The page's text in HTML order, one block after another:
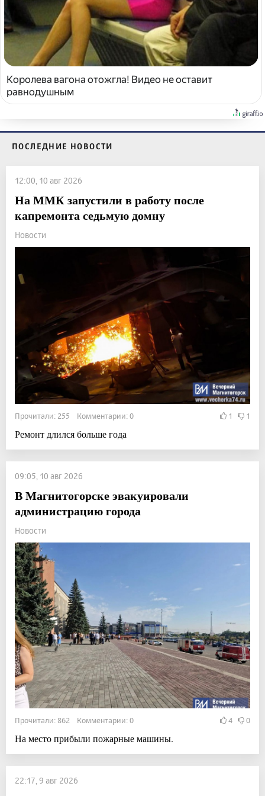
Королева вагона отожгла! Видео не оставит
равнодушным
ПОСЛЕДНИЕ НОВОСТИ
12:00, 10 авг 2026
На ММК запустили в работу после
капремонта седьмую домну
Новости
Прочитали: 255 Комментарии: 0 1 1
Ремонт длился больше года
09:05, 10 авг 2026
В Магнитогорске эвакуировали
администрацию города
Новости
Прочитали: 862 Комментарии: 0 4 0
На место прибыли пожарные машины.
22:17, 9 авг 2026